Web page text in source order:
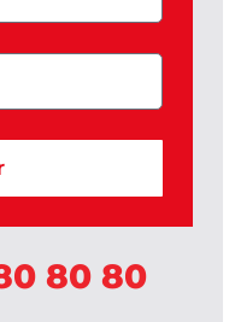
80 80